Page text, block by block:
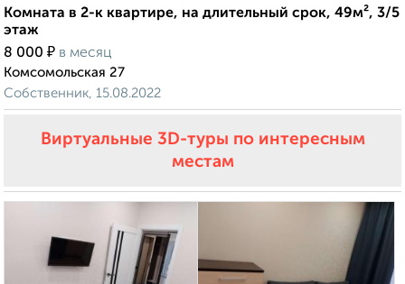
Комната в 2-к квартире, на длительный срок, 49м², 3/5
этаж
8 000 ₽ в месяц
Комсомольская 27
Собственник, 15.08.2022
Виртуальные 3D-туры по интересным
местам